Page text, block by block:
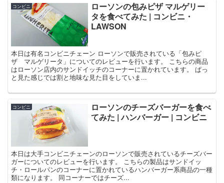
コンビニ
ローソンの包みピザ マルゲリー
タを食べてみた | コンビニ・
LAWSON
本日は有名コンビニチェーン ローソンで販売されている「包みピ
ザ マルゲリータ」についてのレビューを行います。 こちらの商品
はローソン店内のサンドイッチのコーナーに置かれています。 ぱっ
と見た感じでは割と地味な見た目をしていま...
コンビニ
ローソンのチーズバーガーを食べ
てみた | ハンバーガー | コンビニ
本日は大手コンビニチェーンのローソンで販売されているチーズバー
ガーについてのレビューを行います。 こちらの製品はサンドイッ
チ・ロールパンのコーナーに置かれているハンバーガー系商品の一種
類になります。 同コーナーではチーズ...